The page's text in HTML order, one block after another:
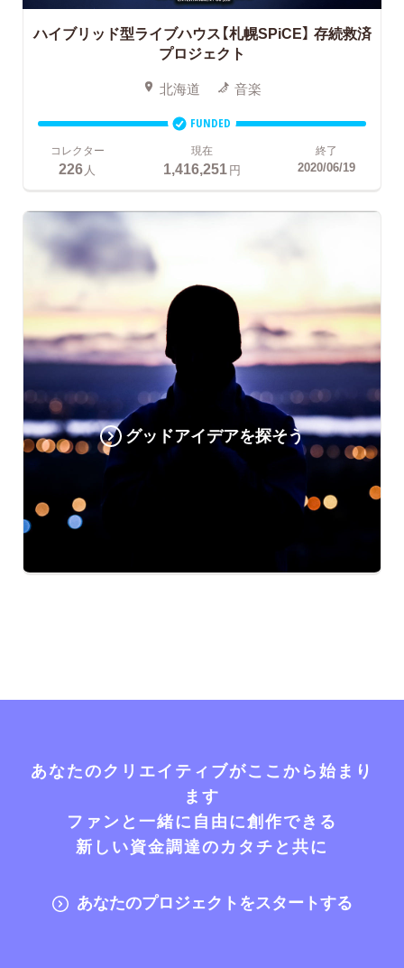
ハイブリッド型ライブハウス【札幌SPiCE】 存続救済
プロジェクト
北海道 音楽
FUNDED
コレクター
226 人
現在
1,416,251円
終了
2020/06/19
グッドアイデアを探そう
あなたのクリエイティブがここから始まり
ます
ファンと一緒に自由に創作できる
新しい資金調達のカタチと共に
あなたのプロジェクトをスタートする